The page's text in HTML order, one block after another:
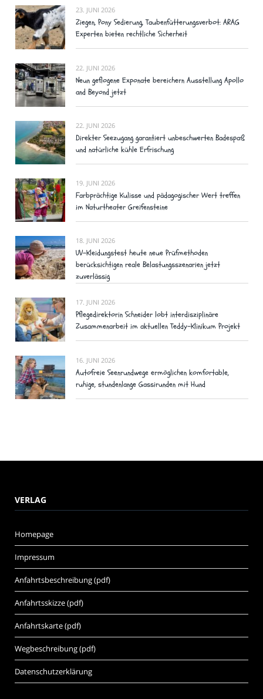
23. JUNI 2026
Ziegen, Pony Sedierung, Taubenfütterungsverbot: ARAG
Experten bieten rechtliche Sicherheit
22. JUNI 2026
Neun geflogene Exponate bereichern Ausstellung Apollo
and Beyond jetzt
22. JUNI 2026
Direkter Seezugang garantiert unbeschwerten Badespaß
und natürliche kühle Erfrischung
19. JUNI 2026
Farbprächtige Kulisse und pädagogischer Wert treffen
im Naturtheater Greifensteine
18. JUNI 2026
UV-Kleidungstest heute neue Prüfmethoden
berücksichtigen reale Belastungsszenarien jetzt
zuverlässig
17. JUNI 2026
Pflegedirektorin Schneider lobt interdisziplinäre
Zusammenarbeit im aktuellen Teddy-Klinikum Projekt
16. JUNI 2026
Autofreie Seenrundwege ermöglichen komfortable,
ruhige, stundenlange Gassirunden mit Hund
VERLAG
Homepage
Impressum
Anfahrtsbeschreibung (pdf)
Anfahrtsskizze (pdf)
Anfahrtskarte (pdf)
Wegbeschreibung (pdf)
Datenschutzerklärung